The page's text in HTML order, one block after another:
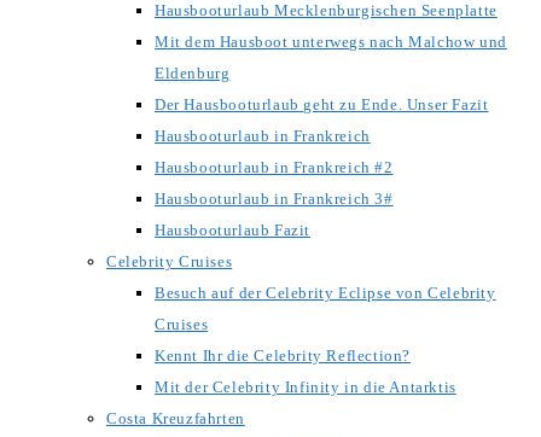
Hausbooturlaub Mecklenburgischen Seenplatte
Mit dem Hausboot unterwegs nach Malchow und
Eldenburg
Der Hausbooturlaub geht zu Ende. Unser Fazit
Hausbooturlaub in Frankreich
Hausbooturlaub in Frankreich #2
Hausbooturlaub in Frankreich 3#
Hausbooturlaub Fazit
Celebrity Cruises
Besuch auf der Celebrity Eclipse von Celebrity
Cruises
Kennt Ihr die Celebrity Reflection?
Mit der Celebrity Infinity in die Antarktis
Costa Kreuzfahrten